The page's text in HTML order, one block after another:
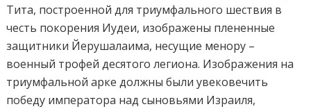
Тита, построенной для триумфального шествия в
честь покорения Иудеи, изображены плененные
защитники Йерушалаима, несущие менору –
военный трофей десятого легиона. Изображения на
триумфальной арке должны были увековечить
победу императора над сыновьями Израиля,